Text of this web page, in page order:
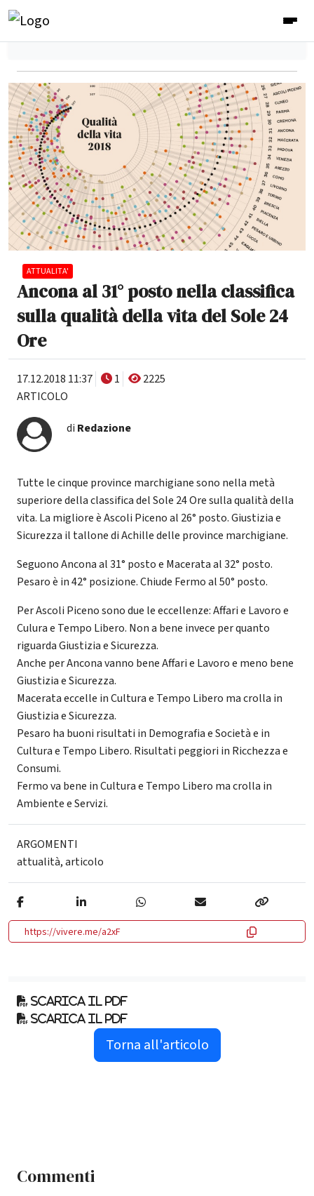
ATTUALITA'
Ancona al 31° posto nella classifica
sulla qualità della vita del Sole 24
Ore
17.12.2018 11:37 1
2225
ARTICOLO
di Redazione
Tutte le cinque province marchigiane sono nella metà
superiore della classifica del Sole 24 Ore sulla qualità della
vita. La migliore è Ascoli Piceno al 26° posto. Giustizia e
Sicurezza il tallone di Achille delle province marchigiane.
Seguono Ancona al 31° posto e Macerata al 32° posto.
Pesaro è in 42° posizione. Chiude Fermo al 50° posto.
Per Ascoli Piceno sono due le eccellenze: Affari e Lavoro e
Culura e Tempo Libero. Non a bene invece per quanto
riguarda Giustizia e Sicurezza.
Anche per Ancona vanno bene Affari e Lavoro e meno bene
Giustizia e Sicurezza.
Macerata eccelle in Cultura e Tempo Libero ma crolla in
Giustizia e Sicurezza.
Pesaro ha buoni risultati in Demografia e Società e in
Cultura e Tempo Libero. Risultati peggiori in Ricchezza e
Consumi.
Fermo va bene in Cultura e Tempo Libero ma crolla in
Ambiente e Servizi.
ARGOMENTI
attualità,articolo
https://vivere.me/a2xF
Scarica il pdf
Scarica il pdf
Torna all'articolo
Commenti